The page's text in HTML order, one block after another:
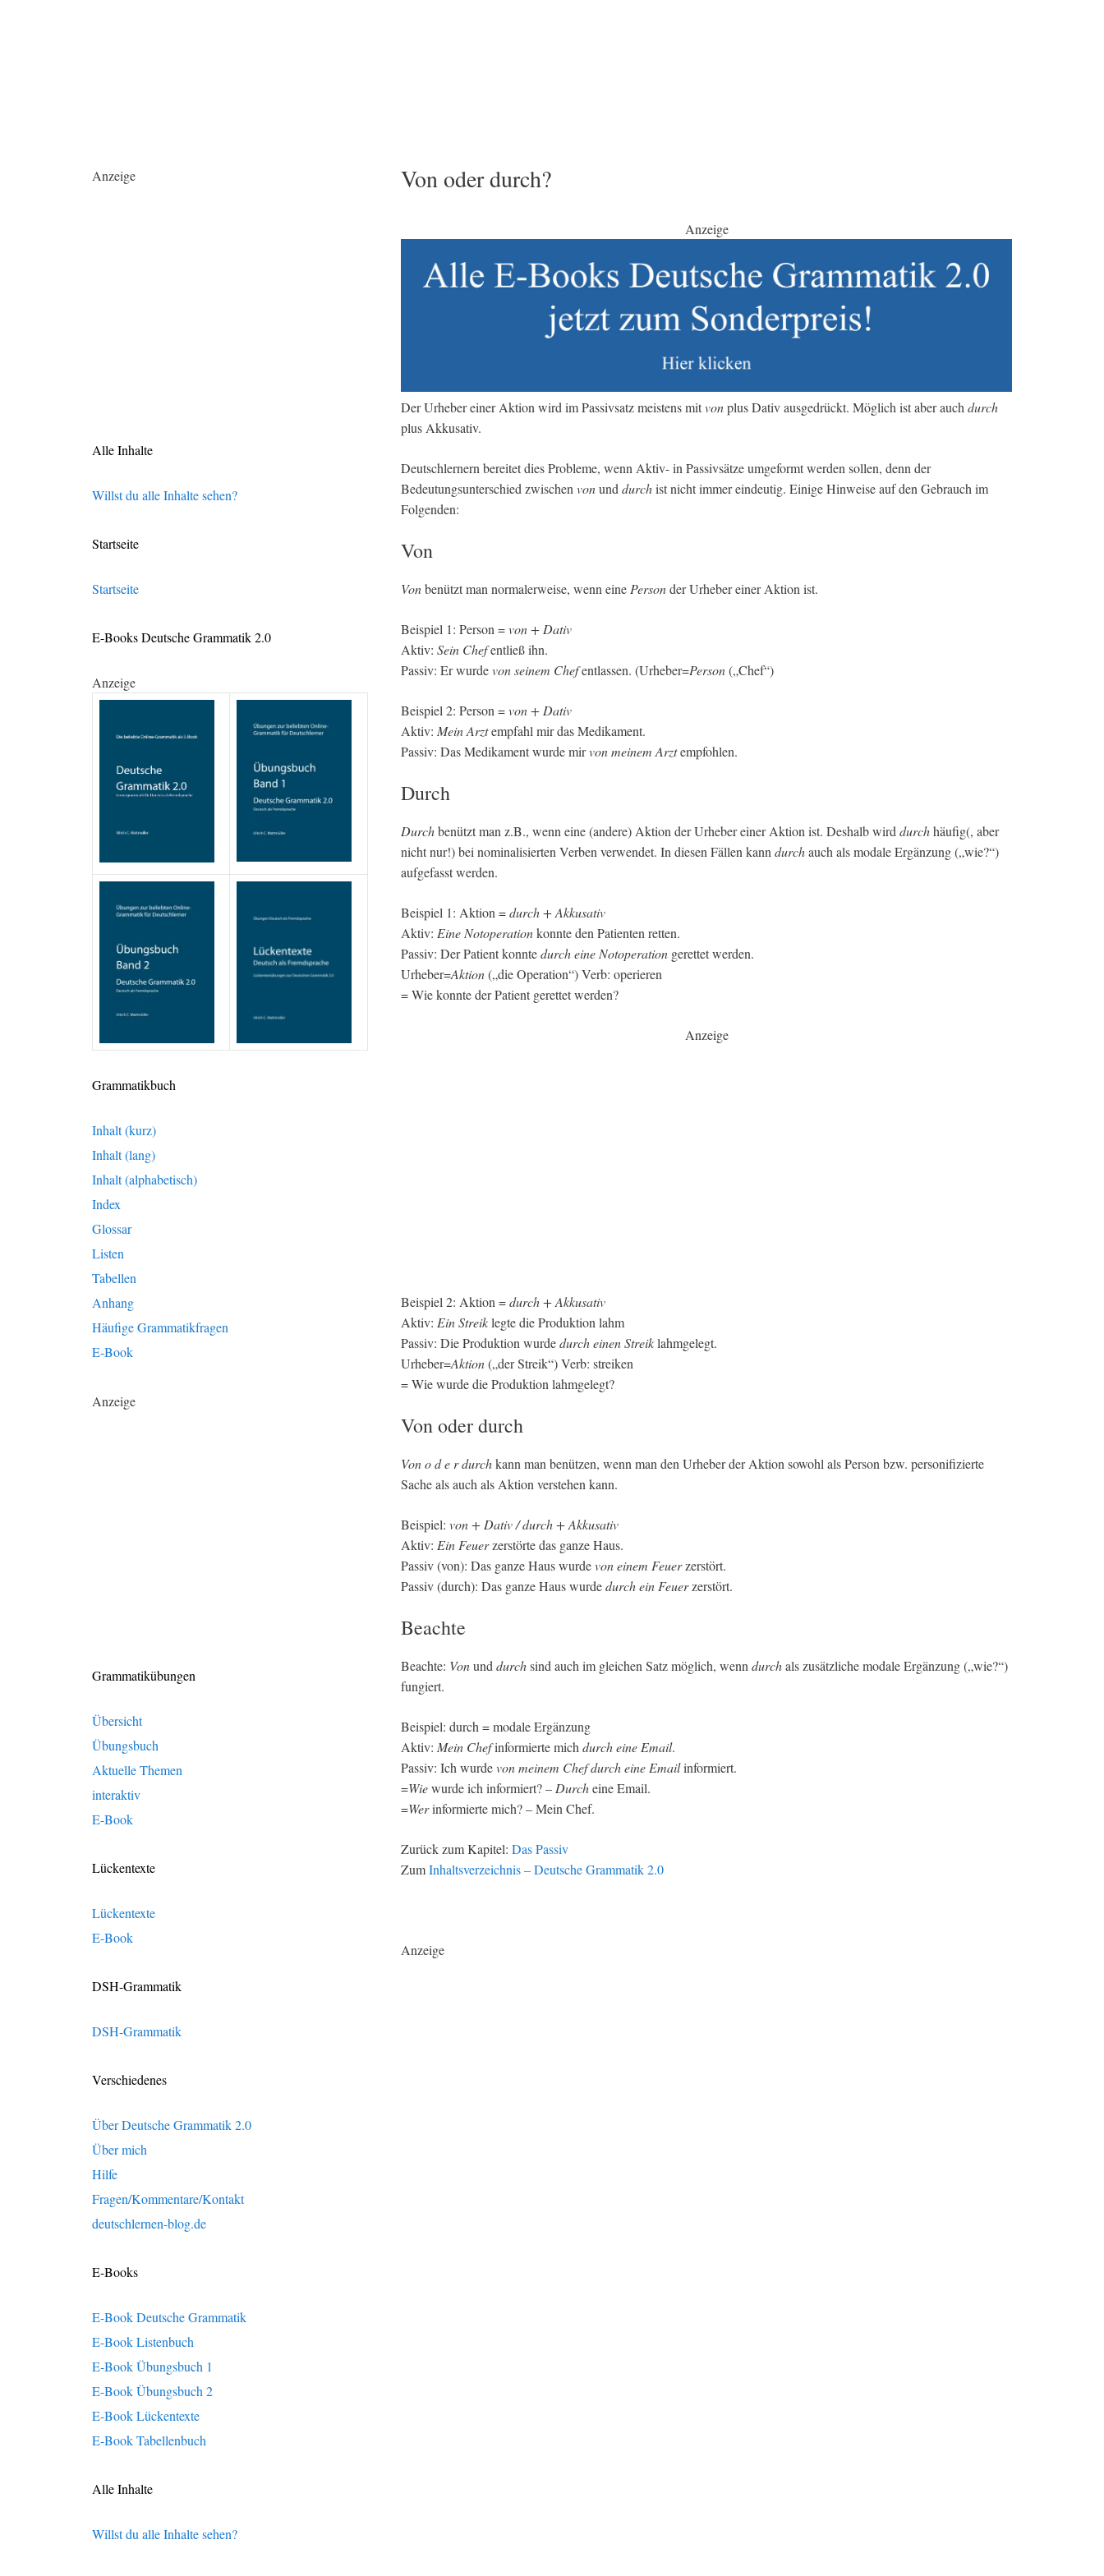
Von oder durch?
Anzeige
Der Urheber einer Aktion wird im Passivsatz meistens mitvonplus Dativ ausgedrückt. Möglich ist aber auchdurch
plus Akkusativ.
Deutschlernern bereitet dies Probleme, wenn Aktiv- in Passivsätze umgeformt werden sollen, denn der
Bedeutungsunterschied zwischenvonunddurchist nicht immer eindeutig. Einige Hinweise auf den Gebrauch im
Folgenden:
Von
Vonbenützt man normalerweise, wenn einePersonder Urheber einer Aktion ist.
Beispiel 1: Person =von + Dativ
Aktiv: Sein Chefentließ ihn.
Passiv: Er wurdevon seinem Chefentlassen. (Urheber=Person(„Chef“)
Beispiel 2: Person =von + Dativ
Aktiv: Mein Arztempfahl mir das Medikament.
Passiv: Das Medikament wurde mirvon meinem Arztempfohlen.
Durch
Durchbenützt man z.B., wenn eine (andere) Aktion der Urheber einer Aktion ist. Deshalb wirddurchhäufig(, aber
nicht nur!) bei nominalisierten Verben verwendet. In diesen Fällen kanndurchauch als modale Ergänzung („wie?“)
aufgefasst werden.
Beispiel 1: Aktion =durch + Akkusativ
Aktiv: Eine Notoperationkonnte den Patienten retten.
Passiv: Der Patient konntedurch eine Notoperation gerettet werden.
Urheber=Aktion(„die Operation“) Verb: operieren
= Wie konnte der Patient gerettet werden?
Anzeige
Beispiel 2: Aktion =durch + Akkusativ
Aktiv: Ein Streiklegte die Produktion lahm
Passiv: Die Produktion wurdedurch einen Streiklahmgelegt.
Urheber=Aktion(„der Streik“) Verb: streiken
= Wie wurde die Produktion lahmgelegt?
Von oder durch
Von o d e r durchkann man benützen, wenn man den Urheber der Aktion sowohl als Person bzw. personifizierte
Sache als auch als Aktion verstehen kann.
Beispiel: von + Dativ / durch + Akkusativ
Aktiv: Ein Feuerzerstörte das ganze Haus.
Passiv (von): Das ganze Haus wurdevon einem Feuerzerstört.
Passiv (durch): Das ganze Haus wurdedurch ein Feuerzerstört.
Beachte
Beachte: Vonunddurchsind auch im gleichen Satz möglich, wenndurchals zusätzliche modale Ergänzung („wie?“)
fungiert.
Beispiel: durch = modale Ergänzung
Aktiv: Mein Chefinformierte michdurch eine Email.
Passiv: Ich wurdevon meinem Chefdurch eine Emailinformiert.
=Wiewurde ich informiert? –Durcheine Email.
=Werinformierte mich? – Mein Chef.
Zurück zum Kapitel: Das Passiv
ZumInhaltsverzeichnis – Deutsche Grammatik 2.0
Anzeige
Anzeige
Alle Inhalte
Willst du alle Inhalte sehen?
Startseite
Startseite
E-Books Deutsche Grammatik 2.0
Anzeige
Grammatikbuch
Inhalt (kurz)
Inhalt (lang)
Inhalt (alphabetisch)
Index
Glossar
Listen
Tabellen
Anhang
Häufige Grammatikfragen
E-Book
Anzeige
Grammatikübungen
Übersicht
Übungsbuch
Aktuelle Themen
interaktiv
E-Book
Lückentexte
Lückentexte
E-Book
DSH-Grammatik
DSH-Grammatik
Verschiedenes
Über Deutsche Grammatik 2.0
Über mich
Hilfe
Fragen/Kommentare/Kontakt
deutschlernen-blog.de
E-Books
E-Book Deutsche Grammatik
E-Book Listenbuch
E-Book Übungsbuch 1
E-Book Übungsbuch 2
E-Book Lückentexte
E-Book Tabellenbuch
Alle Inhalte
Willst du alle Inhalte sehen?